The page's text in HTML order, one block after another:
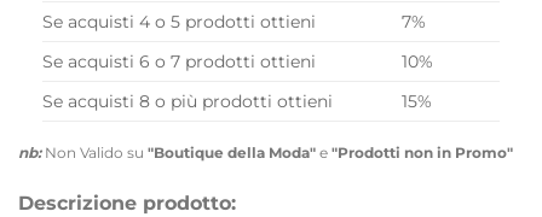
Se acquisti 4 o 5 prodotti ottieni
7%
Se acquisti 6 o 7 prodotti ottieni
10%
Se acquisti 8 o più prodotti ottieni
15%
nb:Non Valido su "Boutique della Moda" e "Prodotti non in Promo"
Descrizione prodotto: